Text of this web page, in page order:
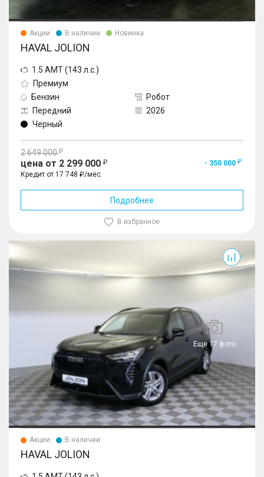
Акции В наличии Новинка
HAVAL JOLION
1.5 AMT (143 л.с.)
Премиум
Бензин
Робот
Передний
2026
Черный
2 649 000
цена от 2 299 000
- 350 000
Кредит от 17 748 ₽/мес.
Подробнее
В избранное
Еще 17 фото
Jolion
Акции В наличии
HAVAL JOLION